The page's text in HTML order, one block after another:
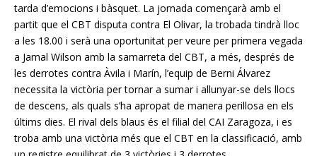
tarda d’emocions i bàsquet. La jornada començarà amb el
partit que el CBT disputa contra El Olivar, la trobada tindrà lloc
a les 18.00 i serà una oportunitat per veure per primera vegada
a Jamal Wilson amb la samarreta del CBT, a més, després de
les derrotes contra Àvila i Marín, l’equip de Berni Álvarez
necessita la victòria per tornar a sumar i allunyar-se dels llocs
de descens, als quals s’ha apropat de manera perillosa en els
últims dies. El rival dels blaus és el filial del CAI Zaragoza, i es
troba amb una victòria més que el CBT en la classificació, amb